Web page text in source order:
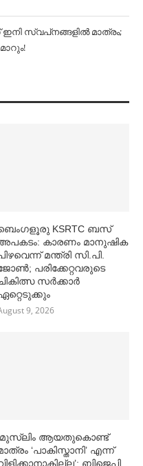
സ്വപ്‌നങ്ങളില്‍ മാത്രം;
KSRTC ബസ്
കാരണം മാനുഷിക
മന്ത്രി സി.പി.
പരിക്കേറ്റവരുടെ
ചികിത്സ സര്‍ക്കാര്‍
9, 2026
ആയതുകൊണ്ട്
‘പാകിസ്താനി’ എന്ന്
ബിജെപി